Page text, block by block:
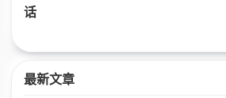
最新文章